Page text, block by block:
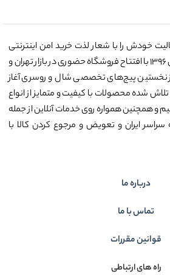
خودش را با شعار لذت خرید امن اینترنتی
توسط یک تیم جوان در سال ۱۳۹۶ با افتتاح فروشگاه حضوری در بازار تهران و
نخستین پیج‌های تخصصی شال و روسری آغاز
شده محصولات با کیفیت و متمایز از انواع
و همچنین همواره روی خدمات آنلاین از جمله
ایران و تعویض و مرجوع کردن کالا با
درباره ما
تماس با ما
قوانین مقررات
راه های ارتباطی